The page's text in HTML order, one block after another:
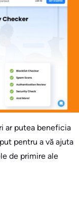
ar putea beneficia
pentru a vă ajuta
de primire ale